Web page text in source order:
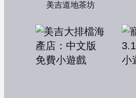
美吉道地茶坊